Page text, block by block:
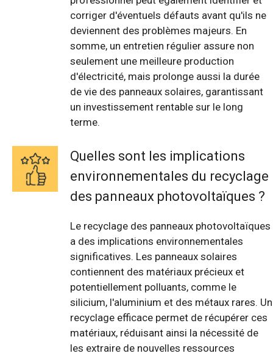
corriger d'éventuels défauts avant qu'ils ne
deviennent des problèmes majeurs. En
somme, un entretien régulier assure non
seulement une meilleure production
d'électricité, mais prolonge aussi la durée
de vie des panneaux solaires, garantissant
un investissement rentable sur le long
terme.
Quelles sont les implications
environnementales du recyclage
des panneaux photovoltaïques ?
Le recyclage des panneaux photovoltaïques
a des implications environnementales
significatives. Les panneaux solaires
contiennent des matériaux précieux et
potentiellement polluants, comme le
silicium, l'aluminium et des métaux rares. Un
recyclage efficace permet de récupérer ces
matériaux, réduisant ainsi la nécessité de
les extraire de nouvelles ressources